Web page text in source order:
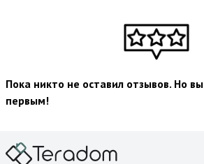
Пока никто не оставил отзывов. Но
первым!